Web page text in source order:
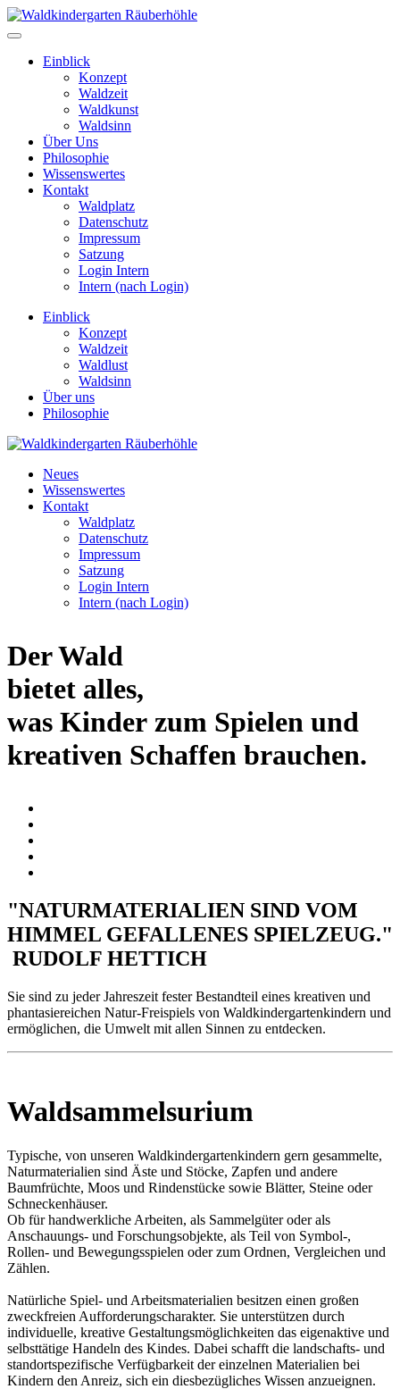
Einblick
Konzept
Waldzeit
Waldkunst
Waldsinn
Über Uns
Philosophie
Wissenswertes
Kontakt
Waldplatz
Datenschutz
Impressum
Satzung
Login Intern
Intern (nach Login)
Einblick
Konzept
Waldzeit
Waldlust
Waldsinn
Über uns
Philosophie
Neues
Wissenswertes
Kontakt
Waldplatz
Datenschutz
Impressum
Satzung
Login Intern
Intern (nach Login)
Der Wald
bietet alles,
was Kinder zum Spielen und
kreativen Schaffen brauchen.
"NATURMATERIALIEN SIND VOM
HIMMEL GEFALLENES SPIELZEUG."
RUDOLF HETTICH
Sie sind zu jeder Jahreszeit fester Bestandteil eines kreativen und
phantasiereichen Natur-Freispiels von Waldkindergartenkindern und
ermöglichen, die Umwelt mit allen Sinnen zu entdecken.
Waldsammelsurium
Typische, von unseren Waldkindergartenkindern gern gesammelte,
Naturmaterialien sind Äste und Stöcke, Zapfen und andere
Baumfrüchte, Moos und Rindenstücke sowie Blätter, Steine oder
Schneckenhäuser.
Ob für handwerkliche Arbeiten, als Sammelgüter oder als
Anschauungs- und Forschungsobjekte, als Teil von Symbol-,
Rollen- und Bewegungsspielen oder zum Ordnen, Vergleichen und
Zählen.
Natürliche Spiel- und Arbeitsmaterialien besitzen einen großen
zweckfreien Aufforderungscharakter. Sie unterstützen durch
individuelle, kreative Gestaltungsmöglichkeiten das eigenaktive und
selbsttätige Handeln des Kindes. Dabei schafft die landschafts- und
standortspezifische Verfügbarkeit der einzelnen Materialien bei
Kindern den Anreiz, sich ein diesbezügliches Wissen anzueignen.